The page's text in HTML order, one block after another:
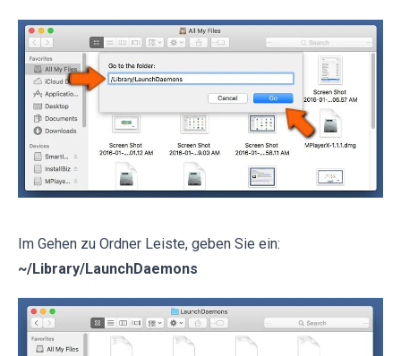
Im Gehen zu Ordner Leiste, geben Sie ein:
~/Library/LaunchDaemons